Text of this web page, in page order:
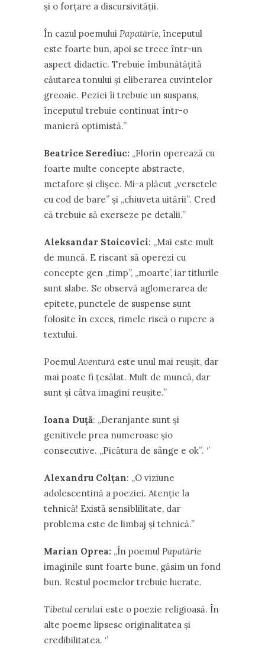
şi o forţare a discursivităţii.
În cazul poemului Papatărie, începutul
este foarte bun, apoi se trece într-un
aspect didactic. Trebuie îmbunătăţită
căutarea tonului şi eliberarea cuvintelor
greoaie. Peziei îi trebuie un suspans,
începutul trebuie continuat într-o
manieră optimistă.’’
Beatrice Serediuc: ,,Florin operează cu
foarte multe concepte abstracte,
metafore şi clişee. Mi-a plăcut ,,versetele
cu cod de bare’’ şi ,,chiuveta uitării’’. Cred
că trebuie să exerseze pe detalii.’’
Aleksandar Stoicovici: ,,Mai este mult
de muncă. E riscant să operezi cu
concepte gen ,,timp’’, ,,moarte’, iar titlurile
sunt slabe. Se observă aglomerarea de
epitete, punctele de suspense sunt
folosite în exces, rimele riscă o rupere a
textului.
Poemul Aventură este unul mai reuşit, dar
mai poate fi ţesălat. Mult de muncă, dar
sunt şi câtva imagini reuşite.’’
Ioana Duţă: ,,Deranjante sunt şi
genitivele prea numeroase şio
consecutive. ,,Picătura de sânge e ok’’. ‘’
Alexandru Colţan: ,,O viziune
adolescentină a poeziei. Atenţie la
tehnică! Există sensiblilitate, dar
problema este de limbaj şi tehnică.’’
Marian Oprea: ,,În poemul Papatărie
imaginile sunt foarte bune, găsim un fond
bun. Restul poemelor trebuie lucrate.
Tibetul cerului este o poezie religioasă. În
alte poeme lipsesc originalitatea şi
credibilitatea. ‘’